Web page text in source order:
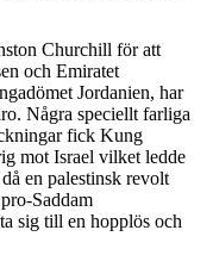
Churchill för att
och Emiratet
Jordanien, har
Några speciellt farliga
fick Kung
mot Israel vilket ledde
en palestinsk revolt
Saddam
sig till en hopplös och